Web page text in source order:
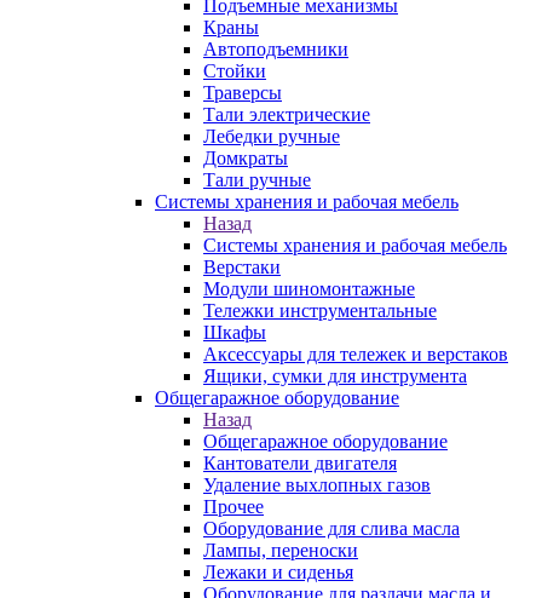
Подъемные механизмы
Краны
Автоподъемники
Стойки
Траверсы
Тали электрические
Лебедки ручные
Домкраты
Тали ручные
Системы хранения и рабочая мебель
Назад
Системы хранения и рабочая мебель
Верстаки
Модули шиномонтажные
Тележки инструментальные
Шкафы
Аксессуары для тележек и верстаков
Ящики, сумки для инструмента
Общегаражное оборудование
Назад
Общегаражное оборудование
Кантователи двигателя
Удаление выхлопных газов
Прочее
Оборудование для слива масла
Лампы, переноски
Лежаки и сиденья
Оборудование для раздачи масла и